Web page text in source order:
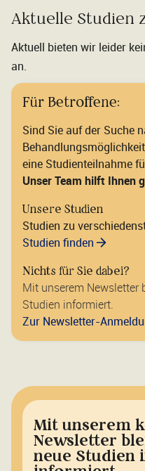
Aktuelle Studien
Aktuell bieten wir leider
an.
Für Betroffene:
Sind Sie auf der Suche
eine Studienteilnahme
Unser Team hilft Ihnen
Unsere Studien
Studien zu
Studien finden
Nichts für Sie dabei?
Mit unserem Newsletter
Studien informiert.
Zur Newsletter-
Mit unserem
Newsletter
neue Studien